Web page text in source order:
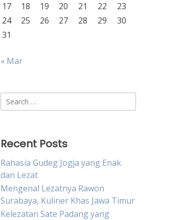
17
18 19 20 21 22
23
24
25 26 27 28 29
30
31
« Mar
Search
for:
Recent Posts
Rahasia Gudeg Jogja yang Enak
dan Lezat
Mengenal Lezatnya Rawon
Surabaya, Kuliner Khas Jawa Timur
Kelezatan Sate Padang yang